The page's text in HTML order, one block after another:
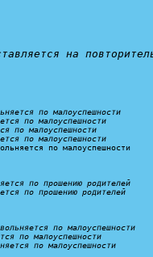
на
по малоуспешности
по малоуспешности
по малоуспешности
по малоуспешности
по малоуспешности
по прошению родителей
по прошению родителей
по малоуспешности
по малоуспешности
по малоуспешности